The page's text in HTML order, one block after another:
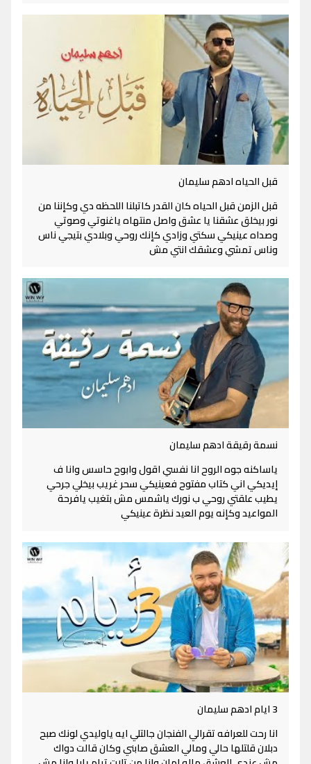
قبل الحياه ادهم سليمان
قبل الزمن قبل الحياه كان القدر كاتبلنا اللحظه دي وكإننا من
نور بيخلق عشقنا يا عشق واصل منتهاه ياغنوتي وصوتي
وصداه عينيكي سكتي وزادي كإنك روحي وبلادي بتيجي ناس
وناس تمشي وعشقك انتي مش
نسمة رقيقة ادهم سليمان
ياساكنه جوه الروح انا نفسي اقول وابوح حاسس وانا ف
إيديكي اني كتاب مفتوح فعينيكي سحر غريب بيخلي جرحي
يطيب علقتي روحي ب نورك ياشمس مش بتغيب يافرحة
المواعيد وكإنه يوم العيد نظرة عينيكي
3 ايام ادهم سليمان
انا رحت للعرافه تقرالي الفنجان جالتلي ايه ياوليدي لونك صبح
دبلان قلتلها حالي ومالي العشق صابني وكان قالت دواك